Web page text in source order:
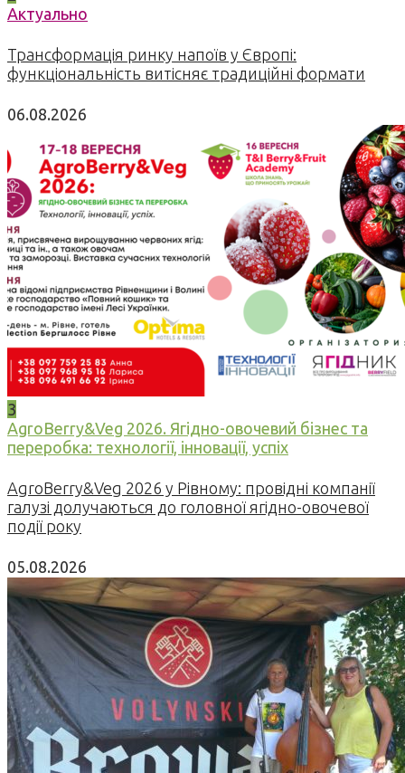
Актуально
Трансформація ринку напоїв у Європі:
функціональність витісняє традиційні формати
06.08.2026
3
AgroBerry&Veg 2026. Ягідно-овочевий бізнес та
переробка: технології, інновації, успіх
AgroBerry&Veg 2026 у Рівному: провідні компанії
галузі долучаються до головної ягідно-овочевої
події року
05.08.2026